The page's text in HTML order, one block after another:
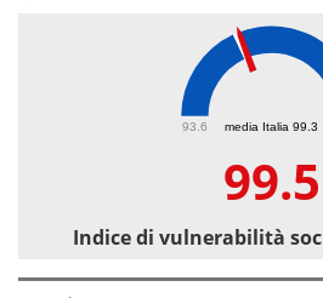
media Italia 99.3
93.6
99.5
Indice di vulnerabilità